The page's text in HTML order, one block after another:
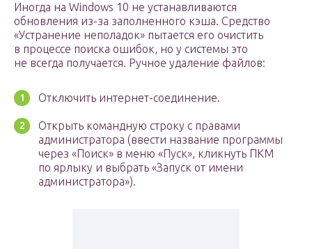
Иногда на Windows 10 не устанавливаются
обновления из-за заполненного кэша. Средство
«Устранение неполадок» пытается его очистить
в процессе поиска ошибок, но у системы это
не всегда получается. Ручное удаление файлов:
Отключить интернет-соединение.
Открыть командную строку с правами
администратора (ввести название программы
через «Поиск» в меню «Пуск», кликнуть ПКМ
по ярлыку и выбрать «Запуск от имени
администратора»).